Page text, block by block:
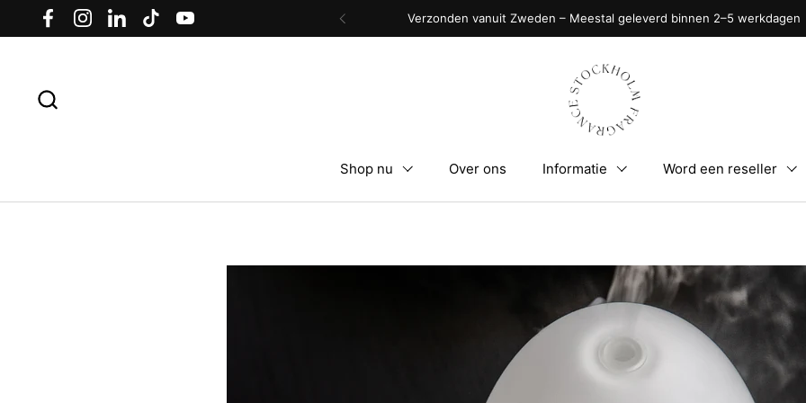
Ga naar content
FacebookInstagram
LinkedInTikTokYouTube Vorige
Verzonden vanuit Zweden – Meestal geleverd binnen 2–5 werkdagen
Shop nu Over ons Informatie Word een reseller